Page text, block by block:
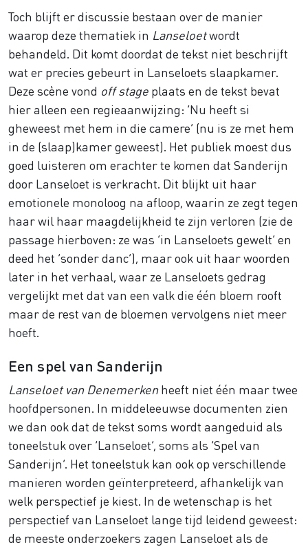
Toch blijft er discussie bestaan over de manier
waarop deze thematiek in Lanseloetwordt
behandeld. Dit komt doordat de tekst niet beschrijft
wat er precies gebeurt in Lanseloets slaapkamer.
Deze scène vond off stage plaats en de tekst bevat
hier alleen een regieaanwijzing: ‘Nu heeft si
gheweest met hem in die camere’ (nu is ze met hem
in de (slaap)kamer geweest). Het publiek moest dus
goed luisteren om erachter te komen dat Sanderijn
door Lanseloet is verkracht. Dit blijkt uit haar
emotionele monoloog na afloop, waarin ze zegt tegen
haar wil haar maagdelijkheid te zijn verloren (zie de
passage hierboven: ze was ‘in Lanseloets gewelt’ en
deed het ‘sonder danc’), maar ook uit haar woorden
later in het verhaal, waar ze Lanseloets gedrag
vergelijkt met dat van een valk die één bloem rooft
maar de rest van de bloemen vervolgens niet meer
hoeft.
Een spel van Sanderijn
Lanseloet van Denemerkenheeft niet één maar twee
hoofdpersonen. In middeleeuwse documenten zien
we dan ook dat de tekst soms wordt aangeduid als
toneelstuk over ‘Lanseloet’, soms als ‘Spel van
Sanderijn’. Het toneelstuk kan ook op verschillende
manieren worden geïnterpreteerd, afhankelijk van
welk perspectief je kiest. In de wetenschap is het
perspectief van Lanseloet lange tijd leidend geweest:
de meeste onderzoekers zagen Lanseloet als de